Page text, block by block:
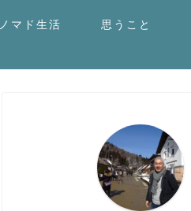
ノマド生活 思うこと